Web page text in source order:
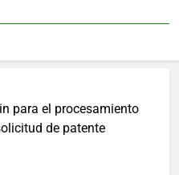
para el procesamiento
de patente